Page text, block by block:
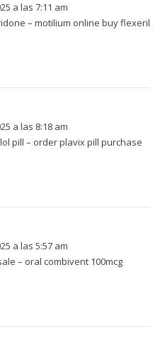
a las 7:11 am
– motilium online buy flexeril
a las 8:18 am
pill – order plavix pill purchase
a las 5:57 am
– oral combivent 100mcg